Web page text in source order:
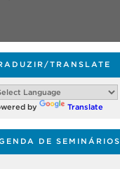
TRANSLATE
by Translate
DE SEMINÁRIOS